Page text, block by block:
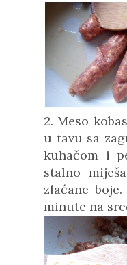
2. Meso
u tavu sa
kuhačom i
stalno
zlaćane
minute na